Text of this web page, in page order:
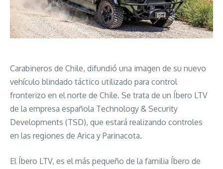
Carabineros de Chile, difundió una imagen de su nuevo
vehículo blindado táctico utilizado para control
fronterizo en el norte de Chile. Se trata de un Íbero LTV
de la empresa española Technology & Security
Developments (TSD), que estará realizando controles
en las regiones de Arica y Parinacota.
El Íbero LTV, es el más pequeño de la familia Íbero de